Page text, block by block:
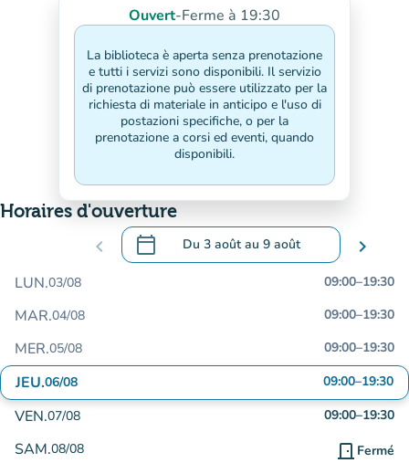
Ouvert-Ferme à 19:30
La biblioteca è aperta senza prenotazione
e tutti i servizi sono disponibili. Il servizio
di prenotazione può essere utilizzato per la
richiesta di materiale in anticipo e l'uso di
postazioni specifiche, o per la
prenotazione a corsi ed eventi, quando
disponibili.
Horaires d'ouverture
chevron_left calendar_today Du 3 aoûtau 9 août
.Ouvrir le calendrier pour changer de
chevron_right
LUN.03/08 09:00–19:30
MAR.04/08 09:00–19:30
MER.05/08 09:00–19:30
JEU.06/08 09:00–19:30
VEN.07/08 09:00–19:30
SAM.08/08 door_front Fermé